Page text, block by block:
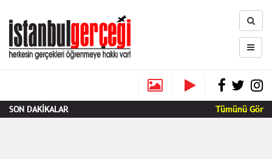
SON DAKİKALAR Tümünü Gör